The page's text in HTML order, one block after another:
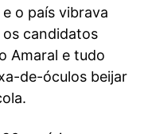
o país vibrava
os candidatos
Amaral e tudo
de-óculos beijar